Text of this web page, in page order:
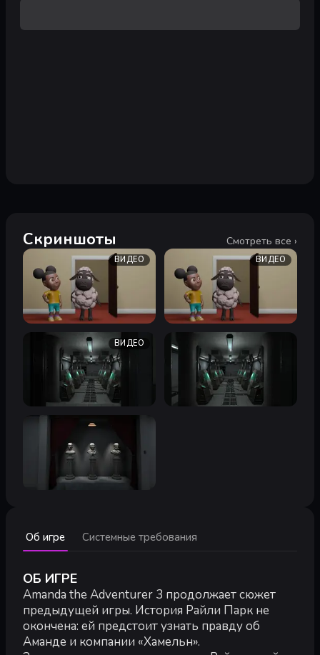
Скриншоты Смотреть все ›
ВИДЕО ВИДЕО
ВИДЕО
Об игре Системные требования
ОБ ИГРЕ
Amanda the Adventurer 3 продолжает сюжет
предыдущей игры. История Райли Парк не
окончена: ей предстоит узнать правду об
Аманде и компании «Хамельн».
Минимальные:
Минимальные:
Процессор:Quad-core Intel or AMD processor, 2.0 GHz or
Оперативная память:
8 GB ОЗУ
Видеокарта:NVIDIA GeForce 470 GTX or AMD Radeon 6870
DirectX:версии 11